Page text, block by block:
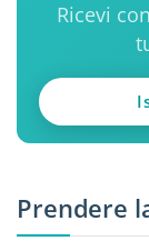
Ricevi
Prendere